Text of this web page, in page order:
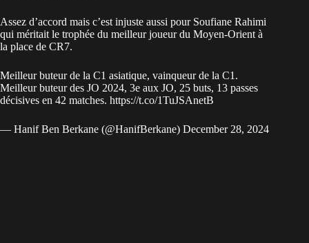
Assez d’accord mais c’est injuste aussi pour Soufiane Rahimi
qui méritait le trophée du meilleur joueur du Moyen-Orient à
la place de CR7.
Meilleur buteur de la C1 asiatique, vainqueur de la C1.
Meilleur buteur des JO 2024, 3e aux JO, 25 buts, 13 passes
décisives en 42 matches. https://t.co/1TuJSAnetB
— Hanif Ben Berkane (@HanifBerkane) December 28, 2024